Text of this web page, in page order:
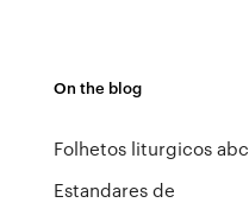
On the blog
Folhetos liturgicos abc
Estandares de